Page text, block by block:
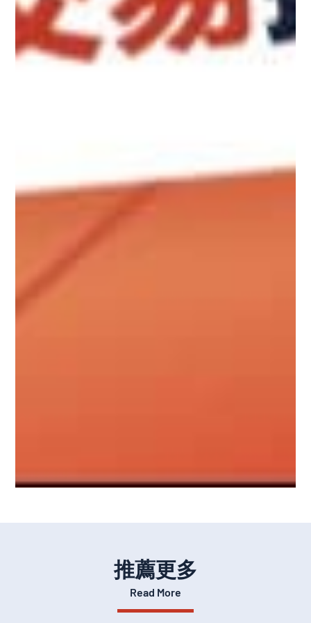
推薦更多
Read More